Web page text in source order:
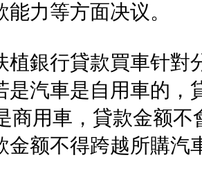
力等方面决议。
植銀行貸款買車针對
是汽車是自用車的，
商用車，貸款金额
金额不得跨越所購汽